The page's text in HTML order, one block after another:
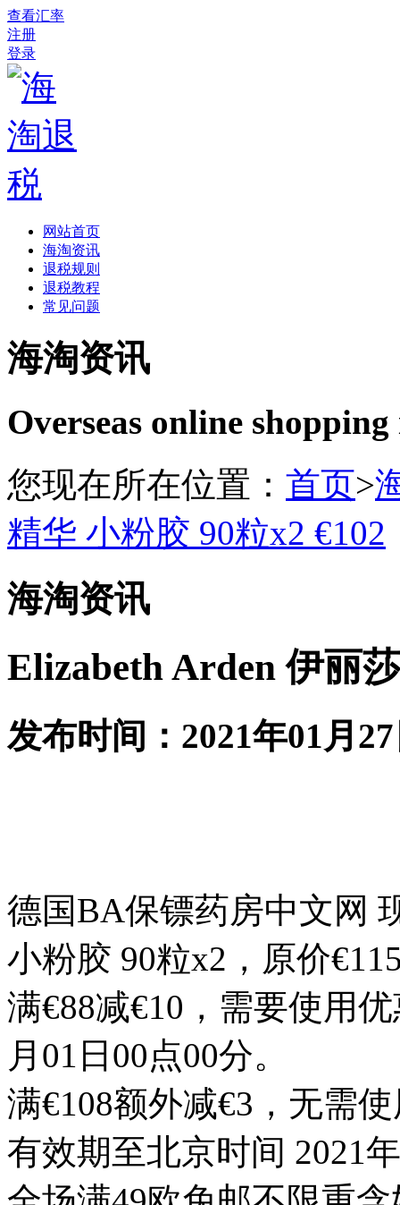
查看汇率
注册
登录
网站首页
海淘资讯
退税规则
退税教程
常见问题
海淘资讯
Overseas online
您现在所在位置： 首页>
精华 小粉胶 90粒x2 €102
海淘资讯
Elizabeth Arden 伊丽
发布时间：2021年01月
德国BA保镖药房中文网
小粉胶 90粒x2，原价
满€88减€10，需要使用
月01日00点00分。
满€108额外减€3，无需
有效期至北京时间 2021